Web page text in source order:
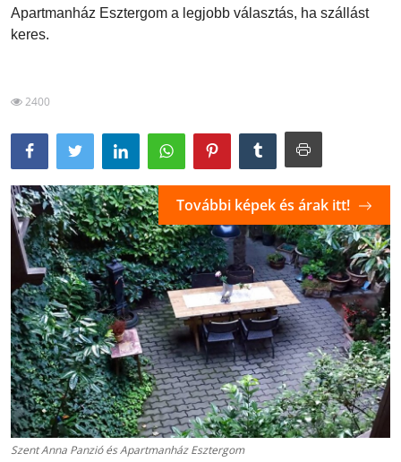
Blog
Apartmanház Esztergom a legjobb választás, ha szállást
keres.
2400
Szent Anna Panzió és Apartmanház Esztergom
További képek és árak itt!